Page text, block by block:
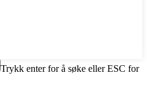
Trykk enter for å søke eller ESC for